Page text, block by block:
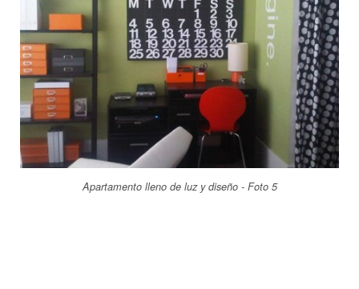
Apartamento lleno de luz y diseño - Foto 5